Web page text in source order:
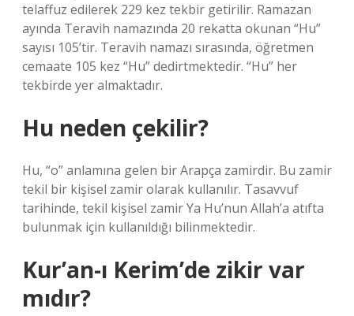
telaffuz edilerek 229 kez tekbir getirilir. Ramazan
ayında Teravih namazında 20 rekatta okunan “Hu”
sayısı 105’tir. Teravih namazı sırasında, öğretmen
cemaate 105 kez “Hu” dedirtmektedir. “Hu” her
tekbirde yer almaktadır.
Hu neden çekilir?
Hu, “o” anlamına gelen bir Arapça zamirdir. Bu zamir
tekil bir kişisel zamir olarak kullanılır. Tasavvuf
tarihinde, tekil kişisel zamir Ya Hu’nun Allah’a atıfta
bulunmak için kullanıldığı bilinmektedir.
Kur’an-ı Kerim’de zikir var
mıdır?